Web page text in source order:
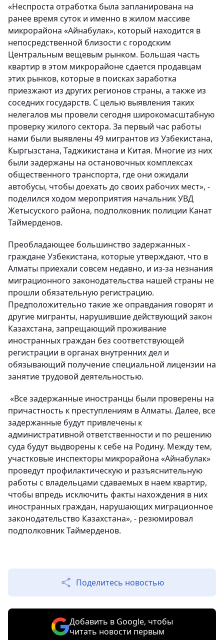
«Неспроста отработка была запланирована на
ранее время суток и именно в жилом массиве
микрорайона «Айнабулак», который находится в
непосредственной близости с городским
Центральным вещевым рынком. Большая часть
квартир в этом микрорайоне сдается продавцам
этих рынков, которые в поисках заработка
приезжают из других регионов страны, а также из
соседних государств. С целью выявления таких
нелегалов мы провели сегодня широкомасштабную
проверку жилого сектора. За первый час работы
нами были выявлены 49 мигрантов из Узбекистана,
Кыргызстана, Таджикистана и Китая. Многие из них
были задержаны на остановочных комплексах
общественного транспорта, где они ожидали
автобусы, чтобы доехать до своих рабочих мест», -
поделился ходом мероприятия начальник УВД
Жетысуского района, подполковник полиции Канат
Таймерденов.
Преобладающее большинство задержанных -
граждане Узбекистана, которые утверждают, что в
Алматы приехали совсем недавно, и из-за незнания
миграционного законодательства нашей страны не
прошли обязательную регистрацию.
Предположительно такие же оправдания говорят и
другие мигранты, нарушившие действующий закон
Казахстана, запрещающий проживание
иностранных граждан без соответствующей
регистрации в органах внутренних дел и
обязывающий получение специальной лицензии на
занятие трудовой деятельностью.
«Все задержанные иностранцы были проверены на
причастность к преступлениям в Алматы. Далее, все
задержанные будут привлечены к
административной ответственности и по решению
суда будут выдворены к себе на Родину. Между тем,
участковые инспекторы микрорайона «Айнабулак»
проведут профилактическую и разъяснительную
работы с владельцами сдаваемых в наем квартир,
чтобы впредь исключить факты нахождения в них
иностранных граждан, нарушающих миграционное
законодательство Казахстана», - резюмировал
подполковник Таймерденов.
Поделитесь новостью
Добавить в Google, чтобы
читать новости первым